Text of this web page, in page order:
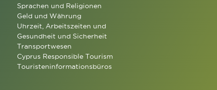
Sprachen und Religionen
Geld und Währung
Uhrzeit, Arbeitszeiten und
Gesundheit und Sicherheit
Transportwesen
Cyprus Responsible Tourism
Touristeninformationsbüros